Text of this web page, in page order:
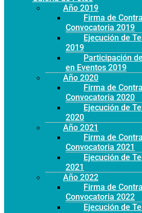
Año 2019
Firma de
Convocatoria 2019
Ejecución de
2019
Participación
en Eventos 2019
Año 2020
Firma de
Convocatoria 2020
Ejecución de
2020
Año 2021
Firma de
Convocatoria 2021
Ejecución de
2021
Año 2022
Firma de
Convocatoria 2022
Ejecución de